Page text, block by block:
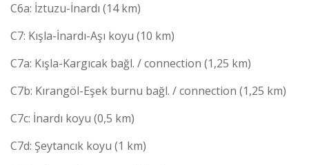
C6a: İztuzu-İnardı (14 km)
C7: Kışla-İnardı-Aşı koyu (10 km)
C7a: Kışla-Kargıcak bağl. / connection (1,25 km)
C7b: Kırangöl-Eşek burnu bağl. / connection (1,25 km)
C7c: İnardı koyu (0,5 km)
C7d: Şeytancık koyu (1 km)